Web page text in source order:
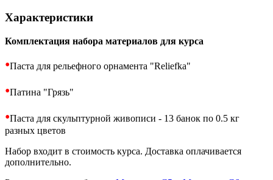
Характеристики
Комплектация набора материалов для курса
•Паста для рельефного орнамента "Reliefka"
•Патина "Грязь"
•Паста для скульптурной живописи - 13 банок по 0.5 кг
разных цветов
Набор входит в стоимость курса. Доставка оплачивается
дополнительно.